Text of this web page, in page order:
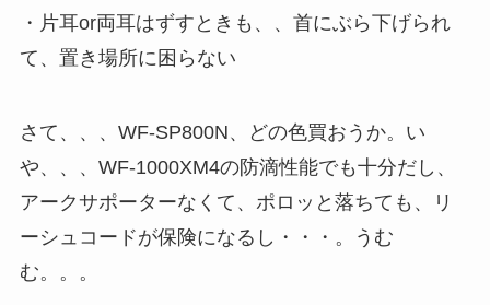
・片耳or両耳はずすときも、、首にぶら下げられ
て、置き場所に困らない
さて、、、WF-SP800N、どの色買おうか。い
や、、、WF-1000XM4の防滴性能でも十分だし、
アークサポーターなくて、ポロッと落ちても、リ
ーシュコードが保険になるし・・・。うむ
む。。。